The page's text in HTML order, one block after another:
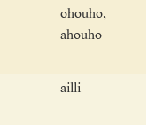
ohouho,
ahouho
ailli